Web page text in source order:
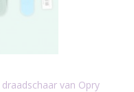
van Opry